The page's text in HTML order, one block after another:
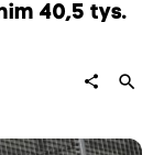
40,5 tys.
share search